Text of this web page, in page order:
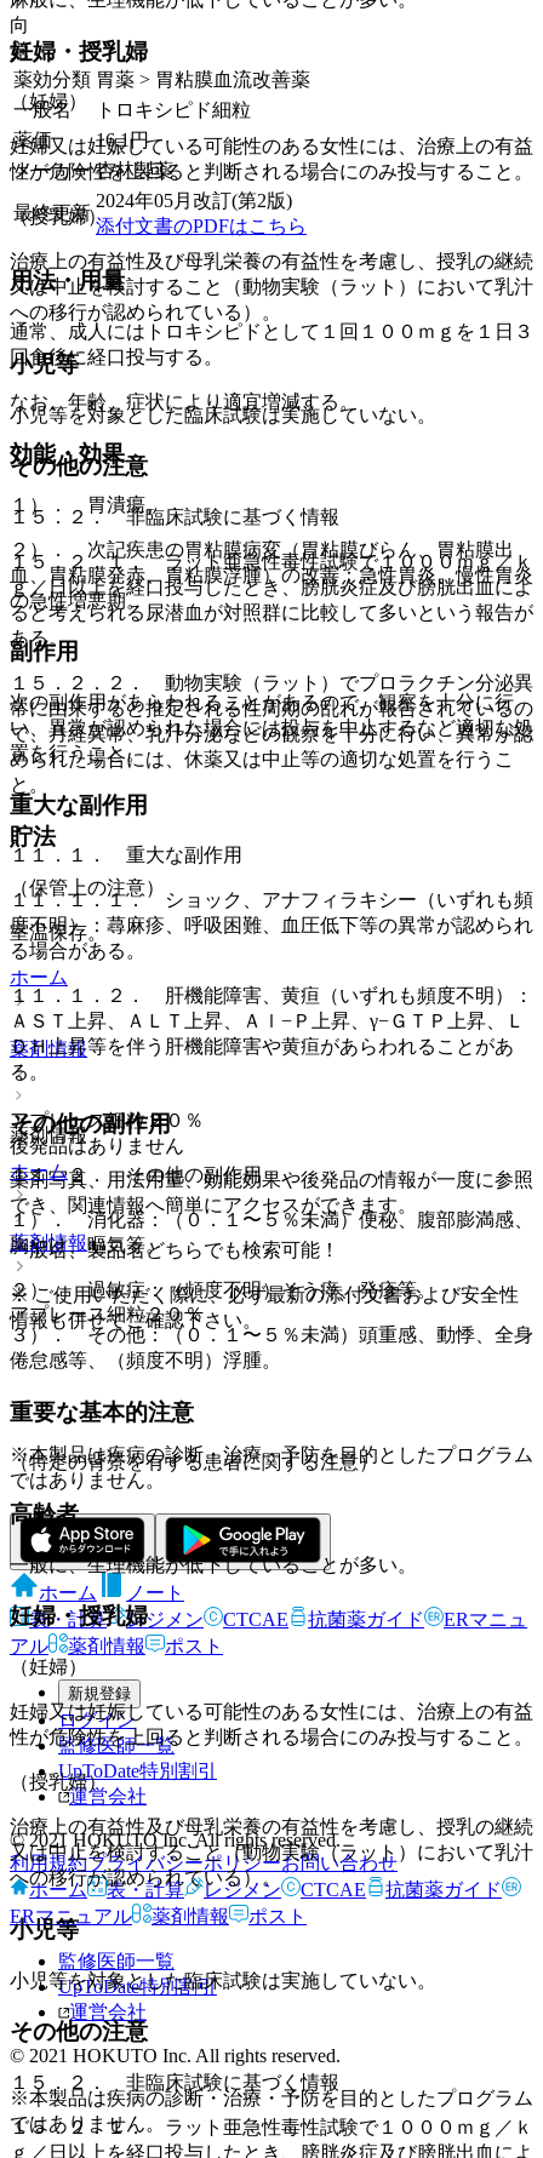
妊婦・授乳婦
（妊婦）
妊婦又は妊娠している可能性のある女性には、治療上の有益
性が危険性を上回ると判断される場合にのみ投与すること。
（授乳婦）
治療上の有益性及び母乳栄養の有益性を考慮し、授乳の継続
又は中止を検討すること（動物実験（ラット）において乳汁
への移行が認められている）。
小児等
小児等を対象とした臨床試験は実施していない。
その他の注意
１５．２． 非臨床試験に基づく情報
１５．２．１． ラット亜急性毒性試験で１０００ｍｇ／ｋ
ｇ／日以上を経口投与したとき、膀胱炎症及び膀胱出血によ
ると考えられる尿潜血が対照群に比較して多いという報告が
ある。
１５．２．２． 動物実験（ラット）でプロラクチン分泌異
常に由来すると推定される性周期の乱れが報告されているの
で、月経異常、乳汁分泌などの観察を十分に行い、異常が認
められた場合には、休薬又は中止等の適切な処置を行うこ
と。
貯法
（保管上の注意）
室温保存。
ホーム
薬剤情報
アプレース細粒２０％
後発品はありません
ホーム
薬剤情報
アプレース細粒２０％
向
覚
薬効分類 胃薬 > 胃粘膜血流改善薬
一般名
トロキシピド細粒
薬価
16.1円
メーカー 杏林製薬
最終更新
2024年05月改訂(第2版)
添付文書のPDFはこちら
用法・用量
通常、成人にはトロキシピドとして１回１００ｍｇを１日３
回食後に経口投与する。
なお、年齢、症状により適宜増減する。
効能・効果
１）． 胃潰瘍。
２）． 次記疾患の胃粘膜病変（胃粘膜びらん、胃粘膜出
血、胃粘膜発赤、胃粘膜浮腫）の改善：急性胃炎、慢性胃炎
の急性増悪期。
副作用
次の副作用があらわれることがあるので、観察を十分に行
い、異常が認められた場合には投与を中止するなど適切な処
置を行うこと。
重大な副作用
１１．１． 重大な副作用
１１．１．１． ショック、アナフィラキシー（いずれも頻
度不明）：蕁麻疹、呼吸困難、血圧低下等の異常が認められ
る場合がある。
１１．１．２． 肝機能障害、黄疸（いずれも頻度不明）：
ＡＳＴ上昇、ＡＬＴ上昇、Ａｌ−Ｐ上昇、γ−ＧＴＰ上昇、Ｌ
ＤＨ上昇等を伴う肝機能障害や黄疸があらわれることがあ
る。
その他の副作用
１１．２． その他の副作用
１）． 消化器：（０．１〜５％未満）便秘、腹部膨満感、
胸やけ、嘔気等。
２）． 過敏症：（頻度不明）そう痒、発疹等。
３）． その他：（０．１〜５％未満）頭重感、動悸、全身
倦怠感等、（頻度不明）浮腫。
重要な基本的注意
（特定の背景を有する患者に関する注意）
高齢者
一般に、生理機能が低下していることが多い。
妊婦・授乳婦
（妊婦）
妊婦又は妊娠している可能性のある女性には、治療上の有益
性が危険性を上回ると判断される場合にのみ投与すること。
（授乳婦）
治療上の有益性及び母乳栄養の有益性を考慮し、授乳の継続
又は中止を検討すること（動物実験（ラット）において乳汁
への移行が認められている）。
小児等
小児等を対象とした臨床試験は実施していない。
その他の注意
１５．２． 非臨床試験に基づく情報
１５．２．１． ラット亜急性毒性試験で１０００ｍｇ／ｋ
ｇ／日以上を経口投与したとき、膀胱炎症及び膀胱出血によ
薬剤情報
薬剤写真、用法用量、効能効果や後発品の情報が一度に参照
でき、関連情報へ簡単にアクセスができます。
一般名、製品名どちらでも検索可能！
※ ご使用いただく際に、必ず最新の添付文書および安全性
情報も併せてご確認下さい。
※本製品は疾病の診断・治療・予防を目的としたプログラム
ではありません。
ホーム
ノート
表・計算
レジメン CTCAE 抗菌薬ガイド
ERマニュ
アル
薬剤情報 ポスト
新規登録
ログイン
監修医師一覧
UpToDate特別割引
運営会社
© 2021 HOKUTO Inc. All rights reserved.
利用規約プライバシーポリシーお問い合わせ
ホーム
表・計算 レジメン CTCAE
抗菌薬ガイド
ERマニュアル
薬剤情報 ポスト
監修医師一覧
UpToDate特別割引
運営会社
© 2021 HOKUTO Inc. All rights reserved.
※本製品は疾病の診断・治療・予防を目的としたプログラム
ではありません。